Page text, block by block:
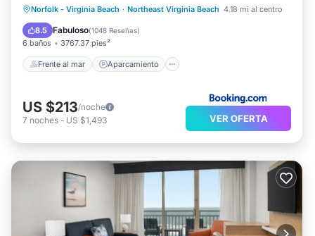
Norfolk - Virginia Beach · Northeast Virginia Beach 4.18 mi al centro
8.5 Fabuloso(1048 Reseñas)
6 baños 3767.37 pies²
Frente al mar Aparcamiento
Frente al mar Aparcamiento
Piscina
Vista al mar
US $213/noche
7 noches - US $1,493 VER OFERTA